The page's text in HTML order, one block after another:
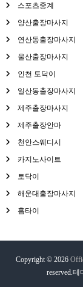
스포츠중계
양산출장마사지
연산동출장마사지
울산출장마사지
인천 토닥이
일산동출장마사지
제주출장마사지
제주출장안마
천안스웨디시
카지노사이트
토닥이
해운대출장마사지
홈타이
Copyright © 2026
reserved.테